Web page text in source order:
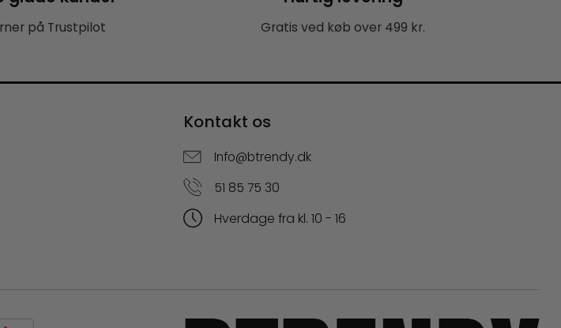
på Trustpilot Gratis ved køb over 499 kr.
Kontakt os
Info@btrendy.dk
51 85 75 30
Hverdage fra kl. 10 - 16